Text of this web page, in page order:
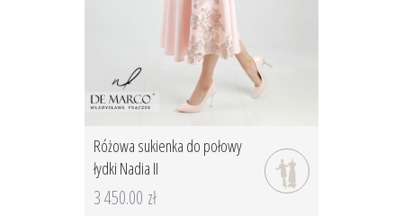
Różowa sukienka do połowy
łydki Nadia II
3 450.00 zł